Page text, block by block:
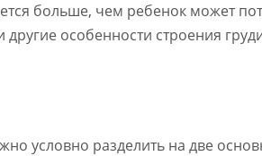
больше, чем ребенок может
особенности строения
условно разделить на две